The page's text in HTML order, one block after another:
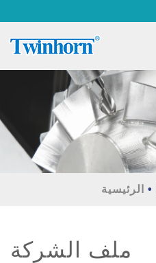
الرئيسية
ملف الشركة